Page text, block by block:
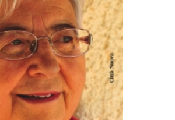
AGGIUNGI AL CARRELLO